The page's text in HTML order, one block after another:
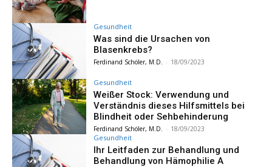
Gesundheit
Was sind die Ursachen von
Blasenkrebs?
Ferdinand Schöler, M.D. - 18/09/2023
Gesundheit
Weißer Stock: Verwendung und
Verständnis dieses Hilfsmittels bei
Blindheit oder Sehbehinderung
Ferdinand Schöler, M.D. - 18/09/2023
Gesundheit
Ihr Leitfaden zur Behandlung und
Behandlung von Hämophilie A